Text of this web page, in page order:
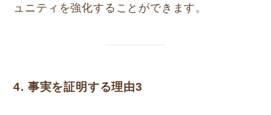
ュニティを強化することができます。
4. 事実を証明する理由3